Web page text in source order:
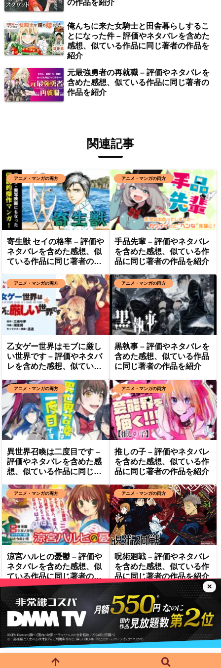
✕
の作品を紹介
俺んちに来た女騎士と田舎暮らしするこ
とになった件 – 評価やネタバレを含めた
感想、似ている作品に同じ著者の作品を
紹介
元最強勇者の再就職 – 評価やネタバレを
含めた感想、似ている作品に同じ著者の
作品を紹介
関連記事
アニメ・マンガの両方
寄生獣 セイの格率 – 評価や
ネタバレを含めた感想、似
ている作品に同じ著者の作
アニメ・マンガの両方
手品先輩 – 評価やネタバレ
を含めた感想、似ている作
品に同じ著者の作品を紹介
アニメ・マンガの両方
乙女ゲー世界はモブに厳し
い世界です – 評価やネタバ
レを含めた感想、似ている
介
アニメ・マンガの両方
黒執事 – 評価やネタバレを
含めた感想、似ている作品
に同じ著者の作品を紹介
アニメ・マンガの両方
異世界召喚は二度目です –
評価やネタバレを含めた感
想、似ている作品に同じ著
アニメ・マンガの両方
推しの子 – 評価やネタバレ
を含めた感想、似ている作
品に同じ著者の作品を紹介
アニメ・マンガの両方
涼宮ハルヒの憂鬱 – 評価や
ネタバレを含めた感想、似
ている作品に同じ著者の作
品を紹介
アニメ・マンガの両方
呪術廻戦 – 評価やネタバレ
を含めた感想、似ている作
品に同じ著者の作品を紹介
トップベージ プライバシーポリシー
© 2024 みるよむよろずや.